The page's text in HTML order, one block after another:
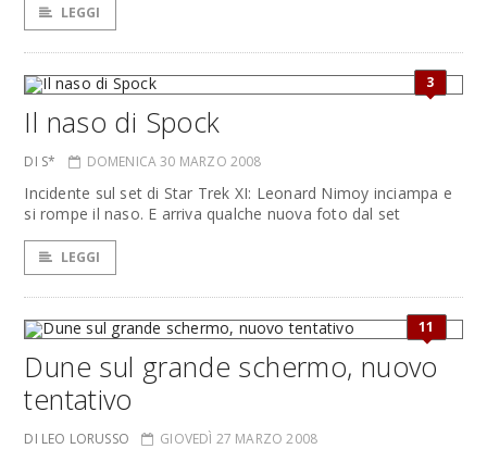
LEGGI
3
Il naso di Spock
DI S* DOMENICA 30 MARZO 2008
Incidente sul set di Star Trek XI: Leonard Nimoy inciampa e
si rompe il naso. E arriva qualche nuova foto dal set
LEGGI
11
Dune sul grande schermo, nuovo
tentativo
DI LEO LORUSSO GIOVEDÌ 27 MARZO 2008